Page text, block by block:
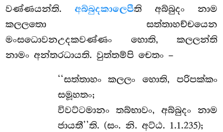
වණ්ණයන්ති.අබ්බුදකාලෙපීති අබ්බුදං නාම
කලලතො සත්තාහච්චයෙන
මංසධොවනඋදකවණ්ණං හොති, කලලන්ති
නාමං අන්තරධායති. වුත්තම්පි චෙතං –
‘‘සත්තාහංකලලං හොති, පරිපක්කං
සමූහතං;
විවට්ටමානං තබ්භාවං, අබ්බුදං නාම
ජායතී’’ති. (සං. නි. අට්ඨ. 1.1.235);